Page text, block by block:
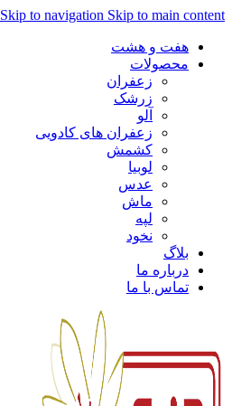
Skip to navigation Skip to main content
هفت و هشت
محصولات
زعفران
زرشک
آلو
زعفران های کادویی
کشمش
لوبیا
عدس
ماش
لپه
نخود
بلاگ
درباره ما
تماس با ما